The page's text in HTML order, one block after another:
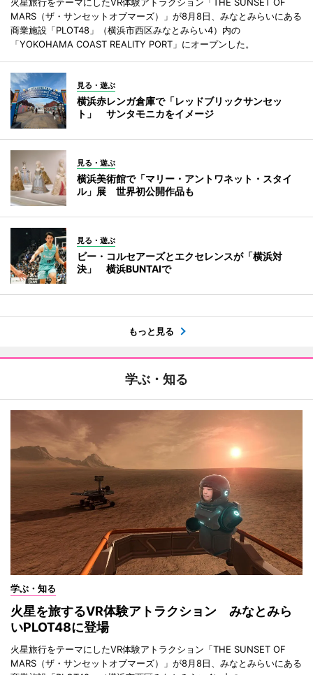
火星旅行をテーマにしたVR体験アトラクション「THE SUNSET OF
MARS（ザ・サンセットオブマーズ）」が8月8日、みなとみらいにある
商業施設「PLOT48」（横浜市西区みなとみらい4）内の
「YOKOHAMA COAST REALITY PORT」にオープンした。
見る・遊ぶ
横浜赤レンガ倉庫で「レッドブリックサンセッ
ト」 サンタモニカをイメージ
見る・遊ぶ
横浜美術館で「マリー・アントワネット・スタイ
ル」展 世界初公開作品も
見る・遊ぶ
ビー・コルセアーズとエクセレンスが「横浜対
決」 横浜BUNTAIで
もっと見る
学ぶ・知る
学ぶ・知る
火星を旅するVR体験アトラクション みなとみら
いPLOT48に登場
火星旅行をテーマにしたVR体験アトラクション「THE SUNSET OF
MARS（ザ・サンセットオブマーズ）」が8月8日、みなとみらいにある